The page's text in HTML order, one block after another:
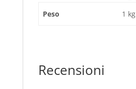
Peso 1 kg
Recensioni